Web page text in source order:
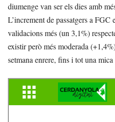
diumenge van ser els dies amb
L’increment de passatgers a FGC
validacions més (un 3,1%)
existir però més moderada
setmana enrere, fins i tot una mica